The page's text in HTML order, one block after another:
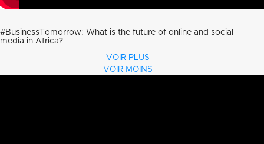
#BusinessTomorrow​: What is the future of online and social
media in Africa?
VOIR PLUS
VOIR MOINS